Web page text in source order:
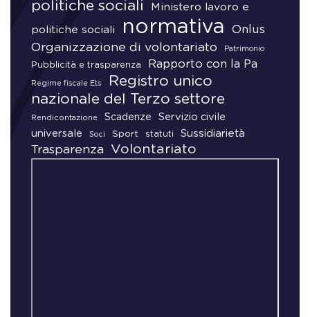
politiche sociali
Ministero lavoro e
politiche sociali normativa Onlus
Organizzazione di volontariato Patrimonio
Pubblicità e trasparenza Rapporto con la Pa
Regime fiscale Ets
Registro unico
nazionale del Terzo settore
Rendicontazione Scadenze
Servizio civile
universale
Soci Sport statuti Sussidiarietà
Trasparenza Volontariato